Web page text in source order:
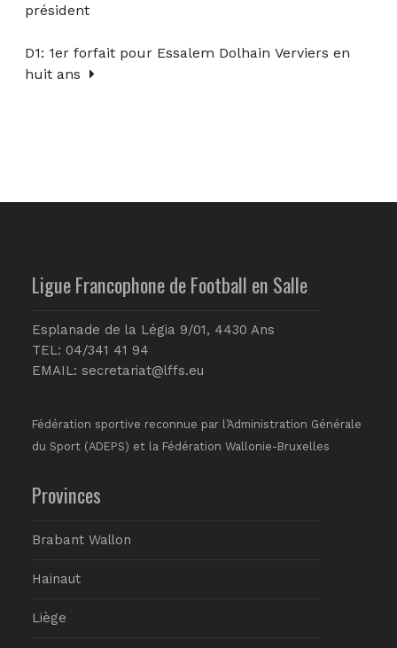
président
D1: 1er forfait pour Essalem Dolhain Verviers en
huit ans
Ligue Francophone de Football en Salle
Esplanade de la Légia 9/01, 4430 Ans
TEL: 04/341 41 94
EMAIL: secretariat@lffs.eu
Fédération sportive reconnue par l’Administration Générale
du Sport (ADEPS) et la Fédération Wallonie-Bruxelles
Provinces
Brabant Wallon
Hainaut
Liège